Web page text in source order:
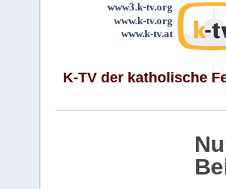
www3.k-tv.org
www.k-tv.org
www.k-tv.at
K-TV der katholische